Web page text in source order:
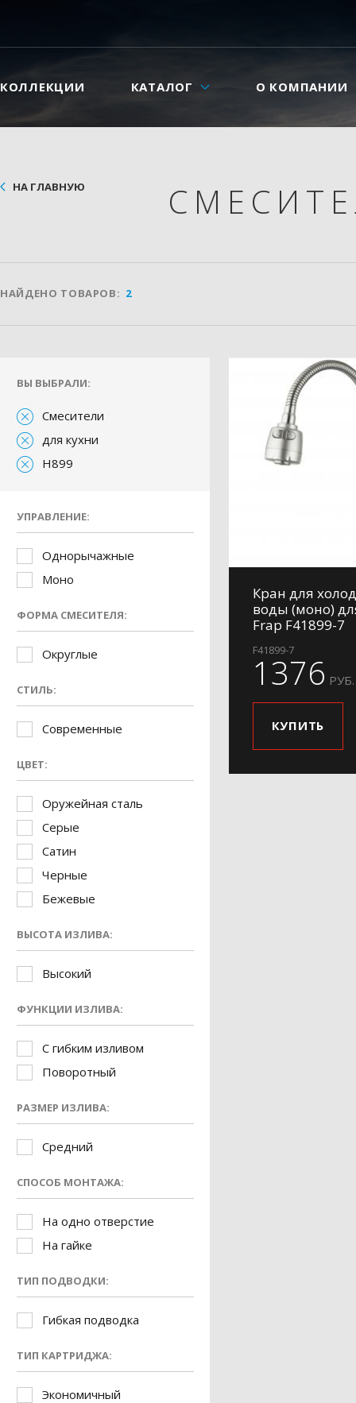
КОЛЛЕКЦИИ КАТАЛОГ О КОМПАНИИ
НА ГЛАВНУЮ
НАЙДЕНО ТОВАРОВ: 2
ВЫ ВЫБРАЛИ:
Смесители
для кухни
H899
УПРАВЛЕНИЕ:
Однорычажные
Моно
ФОРМА СМЕСИТЕЛЯ:
Округлые
СТИЛЬ:
Современные
ЦВЕТ:
Оружейная сталь
Серые
Сатин
Черные
Бежевые
ВЫСОТА ИЗЛИВА:
Высокий
ФУНКЦИИ ИЗЛИВА:
С гибким изливом
Поворотный
РАЗМЕР ИЗЛИВА:
Средний
СПОСОБ МОНТАЖА:
На одно отверстие
На гайке
ТИП ПОДВОДКИ:
Гибкая подводка
ТИП КАРТРИДЖА:
Экономичный
Кран для
воды (моно)
Frap F41899-7
F41899-7
1376 РУБ.
КУПИТЬ